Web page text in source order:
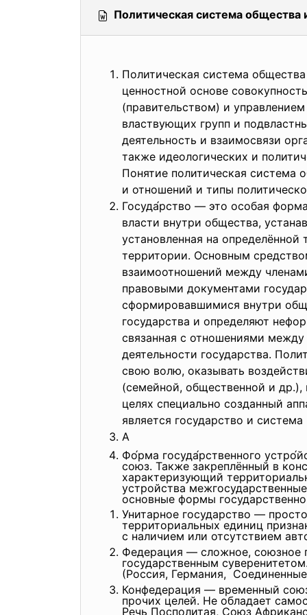
Политическая система общества
Политическая система
ценностной основе
(правительством) и
властвующих групп и
деятельность и взаимосвязи
также идеологических и
Понятие политическая система
и отношений и типы
Госуда́рство — это особая
власти внутри общества,
установленная на
территории. Основным
взаимоотношений между
правовыми документами
сформировавшимися внутри
государства и определяют
связанная с отношениями
деятельности государства.
свою волю, оказывать
(семейной, общественной и др.),
целях специально созданный
является государство и
А
Фо́рма госуда́рственного
союз. Также закреплённый в
характеризующий
устройства
основные формы
Унитарное государство —
территориальных единиц
с наличием или отсутствием
Федерация — сложное, союзное
государственным
(Россия, Германия,
Конфедерация — временный
прочих целей. Не обладает
Речь Посполитая, Союз